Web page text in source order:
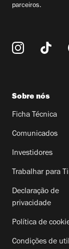
parceiros.
Sobre nós
Ficha Técnica
Comunicados
Investidores
Trabalhar para
Declaração de
privacidade
Política de
Condições de